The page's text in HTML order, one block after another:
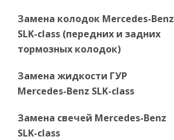
Замена колодок Mercedes-Benz
SLK-сlass (передних и задних
тормозных колодок)
Замена жидкости ГУР
Mercedes-Benz SLK-сlass
Замена свечей Mercedes-Benz
SLK-сlass